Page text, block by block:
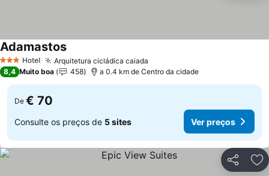
3 EstrelasHotel Arquitetura cicládica caiada
AdamastosVer preços
8,4 Muito boa 458 a 0.4 km de Centro da cidade
De € 70
Consulte os preços de 5 sites Ver preços
Partilhar